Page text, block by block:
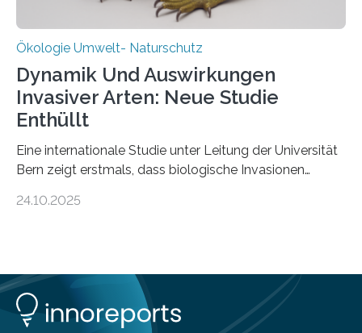
Ökologie Umwelt- Naturschutz
Dynamik Und Auswirkungen
Invasiver Arten: Neue Studie
Enthüllt
Eine internationale Studie unter Leitung der Universität
Bern zeigt erstmals, dass biologische Invasionen
Einige Auswirkungen, insbesondere der durch invasive
des Nährstoffgehalts im Boden, klingen mit
zunehmender Dauer der Invasionen oft ab. Die
Ergebnisse könnten bei der Entscheidung helfen, wann
24.10.2025